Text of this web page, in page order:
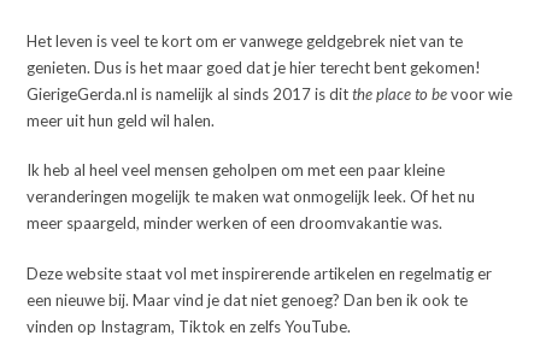
Het leven is veel te kort om er vanwege geldgebrek niet van te
genieten. Dus is het maar goed dat je hier terecht bent gekomen!
GierigeGerda.nl is namelijk al sinds 2017 is ditthe place to bevoor wie
meer uit hun geld wil halen.
Ik heb al heel veel mensen geholpen om met een paar kleine
veranderingen mogelijk te maken wat onmogelijk leek. Of het nu
meer spaargeld, minder werken of een droomvakantie was.
Deze website staat vol met inspirerende artikelen en regelmatig er
een nieuwe bij. Maar vind je dat niet genoeg? Dan ben ik ook te
vinden op Instagram, Tiktok en zelfs YouTube.